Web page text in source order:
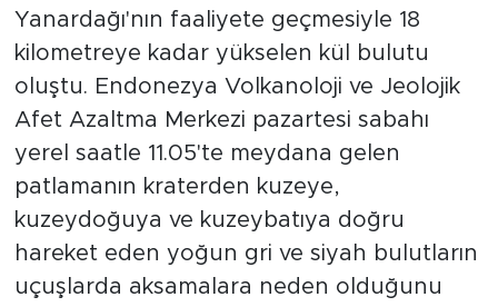
Yanardağı'nın faaliyete geçmesiyle 18
kilometreye kadar yükselen kül bulutu
oluştu. Endonezya Volkanoloji ve Jeolojik
Afet Azaltma Merkezi pazartesi sabahı
yerel saatle 11.05'te meydana gelen
patlamanın kraterden kuzeye,
kuzeydoğuya ve kuzeybatıya doğru
hareket eden yoğun gri ve siyah bulutların
uçuşlarda aksamalara neden olduğunu